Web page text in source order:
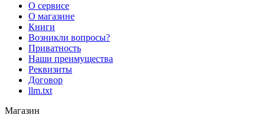
О сервисе
О магазине
Книги
Возникли вопросы?
Приватность
Наши преимущества
Реквизиты
Договор
llm.txt
Магазин